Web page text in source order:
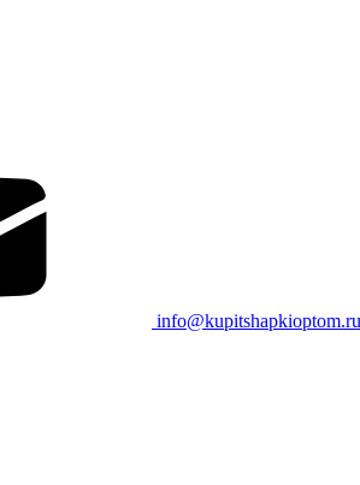
info@kupitshapkioptom.ru